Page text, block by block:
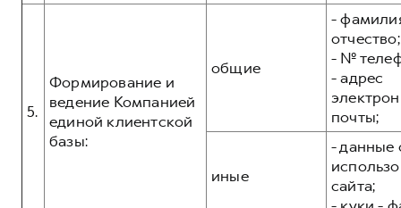
5.
Формирование и
ведение Компанией
единой клиентской
базы:
общие
-
отчество;
- №
- адрес
почты;
иные
- данные
сайта;